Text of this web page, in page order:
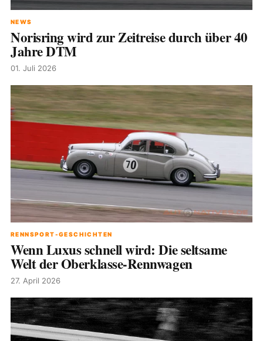
NEWS
Norisring wird zur Zeitreise durch über 40
Jahre DTM
01. Juli 2026
RENNSPORT-GESCHICHTEN
Wenn Luxus schnell wird: Die seltsame
Welt der Oberklasse-Rennwagen
27. April 2026